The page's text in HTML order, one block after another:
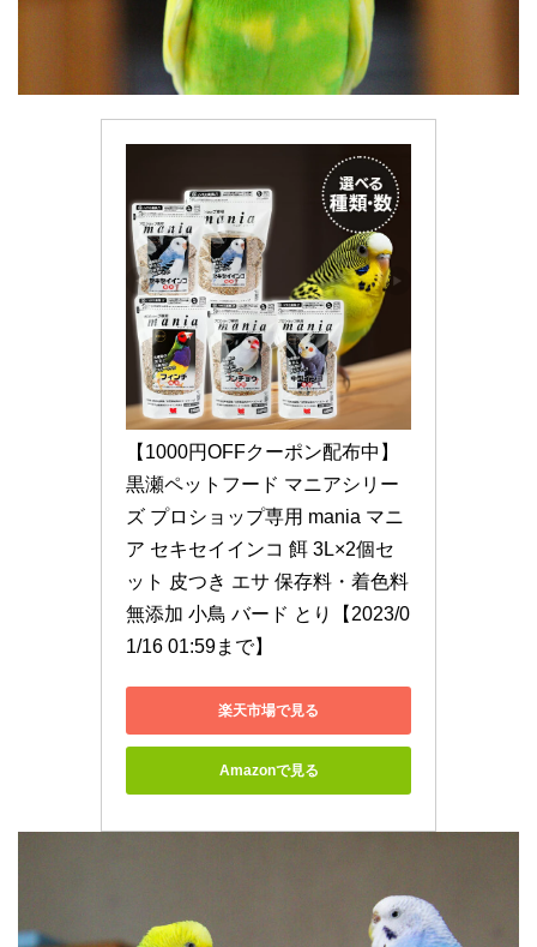
【1000円OFFクーポン配布中】
黒瀬ペットフード マニアシリー
ズ プロショップ専用 mania マニ
ア セキセイインコ 餌 3L×2個セ
ット 皮つき エサ 保存料・着色料
無添加 小鳥 バード とり【2023/0
1/16 01:59まで】
楽天市場で見る
Amazonで見る